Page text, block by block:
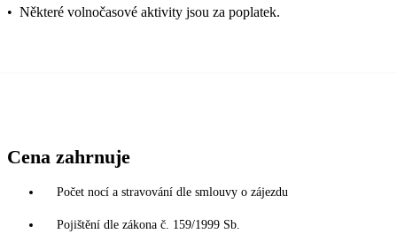
• Některé volnočasové aktivity jsou za poplatek.
Cena zahrnuje
Počet nocí a stravování dle smlouvy o zájezdu
Pojištění dle zákona č. 159/1999 Sb.